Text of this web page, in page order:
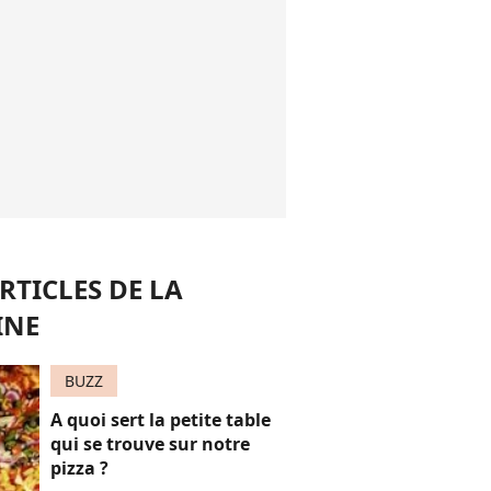
DE LA
BUZZ
A quoi sert la petite table
qui se trouve sur notre
pizza ?